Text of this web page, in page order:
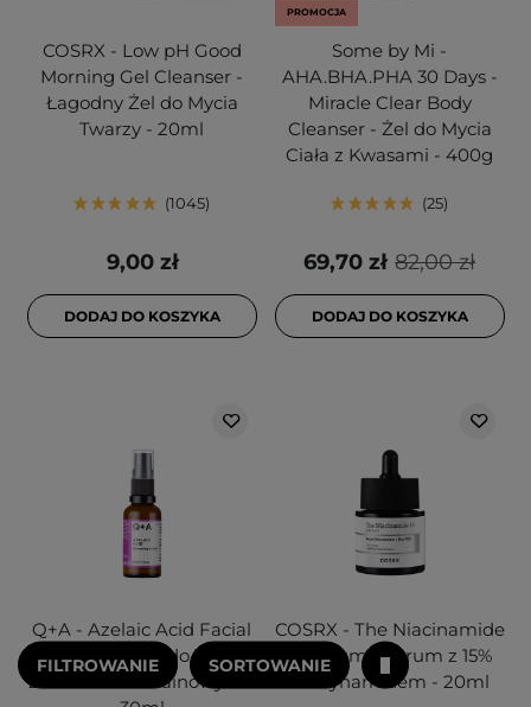
COSRX - Low pH Good
Morning Gel Cleanser -
Łagodny Żel do Mycia
Twarzy - 20ml
1045
9,00 zł
DODAJ DO KOSZYKA
PROMOCJA
Some by Mi -
AHA.BHA.PHA 30 Days -
Miracle Clear Body
Cleanser - Żel do Mycia
Ciała z Kwasami - 400g
25
82,00 zł
69,70 zł
DODAJ DO KOSZYKA
Q+A - Azelaic Acid Facial
Serum - Serum do Twarzy
z Kwasem Azelainowym -
COSRX - The Niacinamide
15 Serum - Serum z 15%
Niacynamidem - 20ml
FILTROWANIE SORTOWANIE